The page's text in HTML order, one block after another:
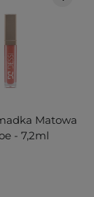
Matowa
- 7,2ml